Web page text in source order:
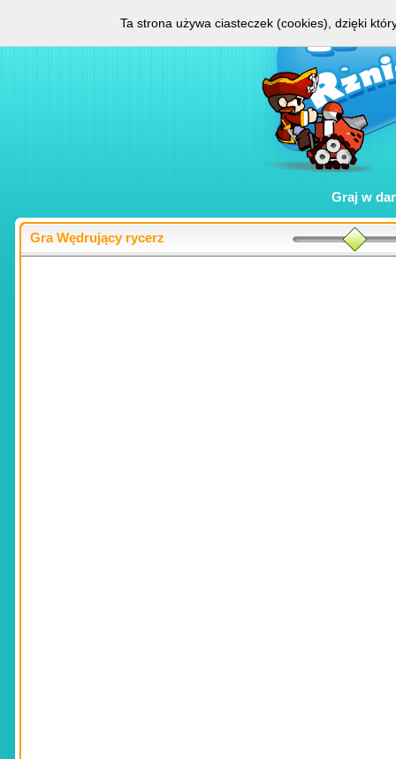
Graj w
Gra Wędrujący rycerz
Ta strona używa ciasteczek (cookies), dzięki